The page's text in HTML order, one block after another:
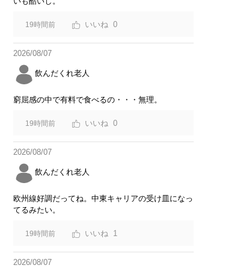
19時間前 0
2026/08/07
飲んだくれ老人
窮屈感の中で有料で食べるの・・・無理。
19時間前 0
2026/08/07
飲んだくれ老人
欧州線好調だってね。中東キャリアの受け皿になっ
てるみたい。
19時間前 1
2026/08/07